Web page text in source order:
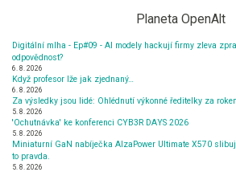
Planeta OpenAlt
Digitální mlha - Ep#09 - AI modely hackují firmy zleva
odpovědnost?
6. 8. 2026
Když profesor lže jak zjednaný…
6. 8. 2026
Za výsledky jsou lidé: Ohlédnutí výkonné ředitelky za
5. 8. 2026
'Ochutnávka' ke konferenci CYB3R DAYS 2026
5. 8. 2026
Miniaturní GaN nabíječka AlzaPower Ultimate X570
to pravda.
5. 8. 2026